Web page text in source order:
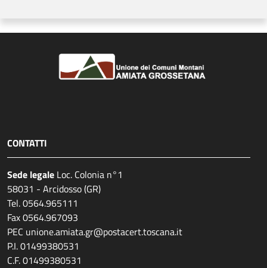
CONTATTI
Sede legale Loc. Colonia n°1
58031 - Arcidosso (GR)
Tel. 0564.965111
Fax 0564.967093
PEC unione.amiata.gr@postacert.toscana.it
P.I. 01499380531
C.F. 01499380531